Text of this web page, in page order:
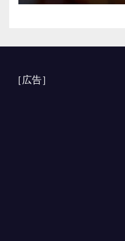
［広告］